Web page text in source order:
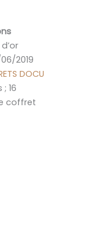
2019
DOCU
16
coffret